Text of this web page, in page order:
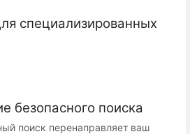
специализированных
безопасного поиска
поиск перенаправляет ваш